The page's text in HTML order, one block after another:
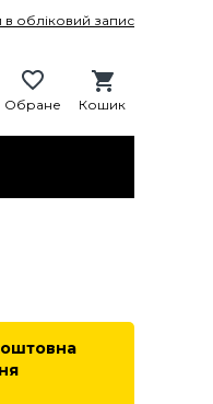
в обліковий запис
Кошик
Обране